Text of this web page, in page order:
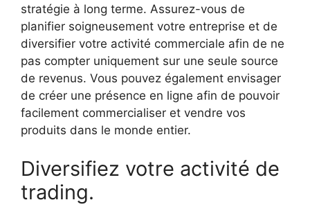
stratégie à long terme. Assurez-vous de
planifier soigneusement votre entreprise et de
diversifier votre activité commerciale afin de ne
pas compter uniquement sur une seule source
de revenus. Vous pouvez également envisager
de créer une présence en ligne afin de pouvoir
facilement commercialiser et vendre vos
produits dans le monde entier.
Diversifiez votre activité de
trading.